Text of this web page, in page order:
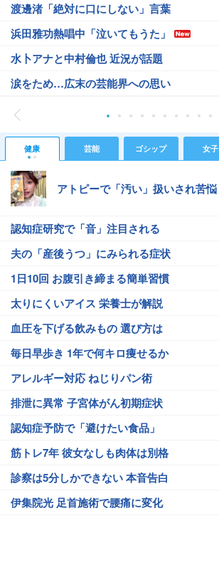
渡邊渚「絶対に口にしない」言葉
浜田雅功熱唱中「泣いてもうた」
水卜アナと中村倫也 近況が話題
涙をため…広末の芸能界への思い
健康 芸能 ゴシップ 女子
アトピーで「汚い」扱いされ苦悩
認知症研究で「音」注目される
夫の「産後うつ」にみられる症状
1日10回 お腹引き締まる簡単習慣
太りにくいアイス 栄養士が解説
血圧を下げる飲みもの 選び方は
毎日早歩き 1年で何キロ痩せるか
アレルギー対応 ねじりパン術
排泄に異常 子宮体がん初期症状
認知症予防で「避けたい食品」
筋トレ7年 彼女なしも肉体は別格
診察は5分しかできない 本音告白
伊集院光 足首施術で腰痛に変化